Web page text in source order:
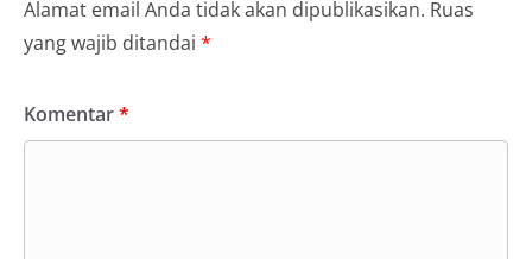
Alamat email Anda tidak akan dipublikasikan. Ruas
yang wajib ditandai *
Komentar*